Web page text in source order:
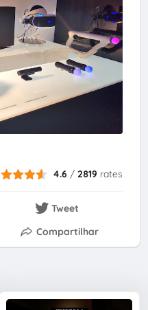
4.6 /2819 rates
Tweet
Compartilhar